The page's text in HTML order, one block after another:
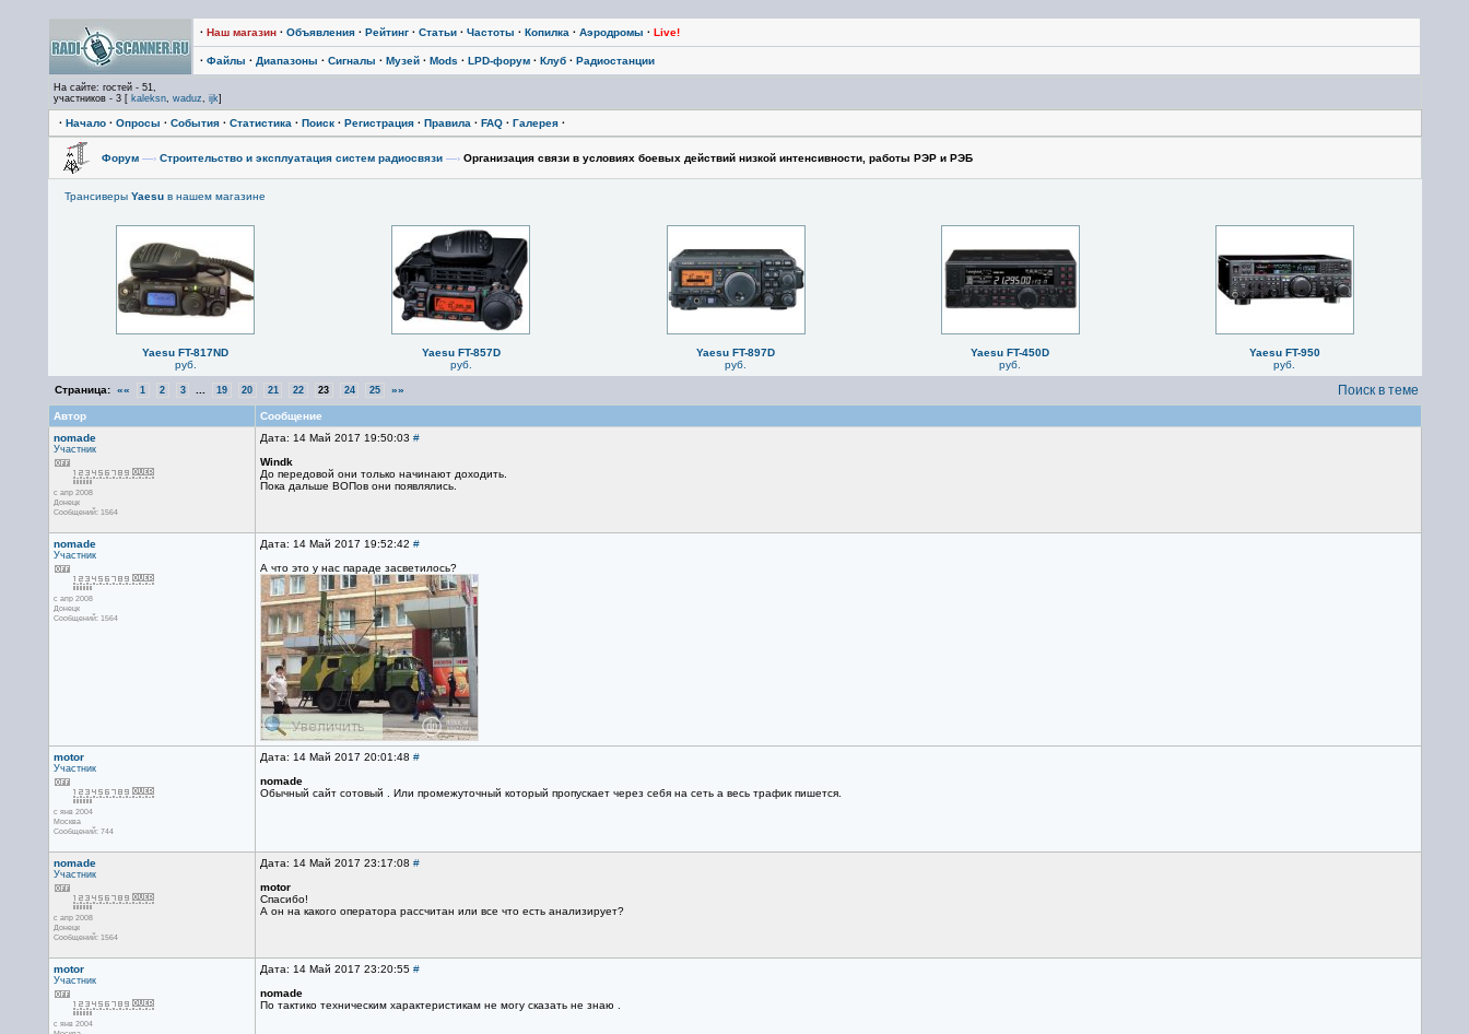
· Наш магазин· Объявления· Рейтинг· Статьи· Частоты · Копилка · Аэродромы · Live!
· Файлы · Диапазоны · Сигналы · Музей· Mods · LPD-форум· Клуб· Радиостанции
На сайте: гостей - 51,
участников - 3 [ kaleksn, waduz, ijk]
· Начало· Опросы · События· Статистика · Поиск· Регистрация· Правила · FAQ· Галерея·
Форум —› Строительство и эксплуатация систем радиосвязи —›Организация связи в условиях боевых действий низкой интенсивности, работы РЭР и РЭБ
Трансиверы Yaesuв нашем магазине
Yaesu FT-817ND
руб.
Yaesu FT-857D
руб.
Yaesu FT-897D
руб.
Yaesu FT-450D
руб.
Yaesu FT-950
руб.
Страница: «« 1 2 3 19 20 21 22 23 24 25 »» Поиск в теме
Автор
Сообщение
nomade
Участник
с апр 2008
Донецк
Сообщений: 1564
Дата: 14 Май 2017 19:50:03 #
Windk
До передовой они только начинают доходить.
Пока дальше ВОПов они появлялись.
nomade
Участник
с апр 2008
Донецк
Сообщений: 1564
Дата: 14 Май 2017 19:52:42 #
А что это у нас параде засветилось?
motor
Участник
с янв 2004
Москва
Сообщений: 744
Дата: 14 Май 2017 20:01:48 #
nomade
Обычный сайт сотовый . Или промежуточный который пропускает через себя на сеть а весь трафик пишется.
nomade
Участник
с апр 2008
Донецк
Сообщений: 1564
Дата: 14 Май 2017 23:17:08 #
motor
Спасибо!
А он на какого оператора рассчитан или все что есть анализирует?
motor
Участник
с янв 2004
Дата: 14 Май 2017 23:20:55 #
nomade
По тактико техническим характеристикам не могу сказать не знаю .